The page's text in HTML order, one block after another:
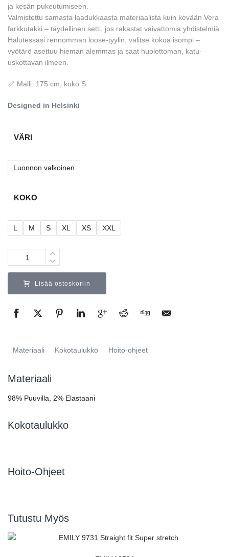
ja kesän pukeutumiseen.
Valmistettu samasta laadukkaasta materiaalista kuin kevään Vera
farkkutakki – täydellinen setti, jos rakastat vaivattomia yhdistelmiä.
Halutessasi rennomman loose-tyylin, valitse kokoa isompi –
vyötärö asettuu hieman alemmas ja saat huolettoman, katu-
uskottavan ilmeen.
📏 Malli: 175 cm, koko S.
Designed in Helsinki
VÄRI
Luonnon valkoinen
KOKO
L M S XL XS XXL
Määrä
Lisää ostoskoriin
Materiaali Kokotaulukko Hoito-ohjeet
Materiaali
98% Puuvilla, 2% Elastaani
Kokotaulukko
Hoito-Ohjeet
Tutustu Myös